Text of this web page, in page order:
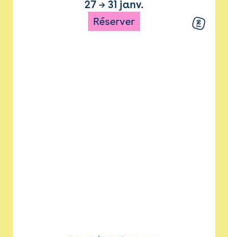
27 → 31 janv.
Réserver